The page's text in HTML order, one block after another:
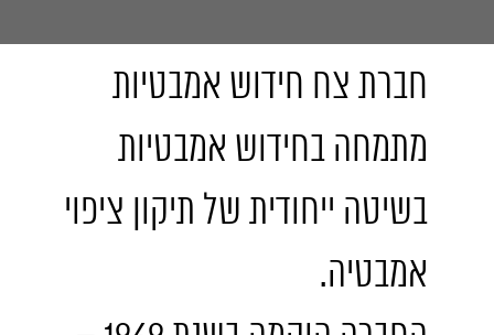
חברת צח חידוש אמבטיות
מתמחה בחידוש אמבטיות
בשיטה ייחודית של תיקון ציפוי
אמבטיה.